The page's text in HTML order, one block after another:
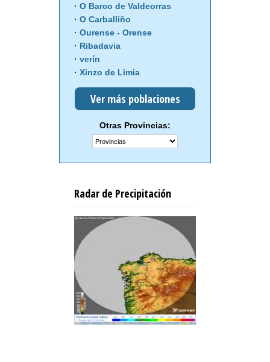
O Barco de Valdeorras
O Carballiño
Ourense - Orense
Ribadavia
verín
Xinzo de Limia
Ver más poblaciones
Otras Provincias:
Radar de Precipitación